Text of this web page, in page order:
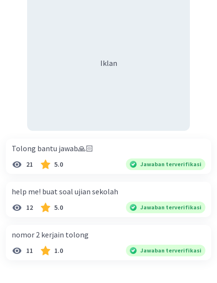
Iklan
Tolong bantu jawab🙏🏻
21 5.0 Jawaban terverifikasi
help me! buat soal ujian sekolah
12 5.0 Jawaban terverifikasi
nomor 2 kerjain tolong
11 1.0 Jawaban terverifikasi